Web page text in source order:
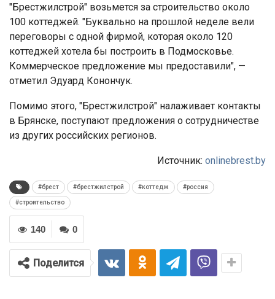
"Брестжилстрой" возьмется за строительство около
100 коттеджей. "Буквально на прошлой неделе вели
переговоры с одной фирмой, которая около 120
коттеджей хотела бы построить в Подмосковье.
Коммерческое предложение мы предоставили", —
отметил Эдуард Конончук.
Помимо этого, "Брестжилстрой" налаживает контакты
в Брянске, поступают предложения о сотрудничестве
из других российских регионов.
Источник: onlinebrest.by
#брест #брестжилстрой #коттедж #россия
#строительство
0
140
Поделится